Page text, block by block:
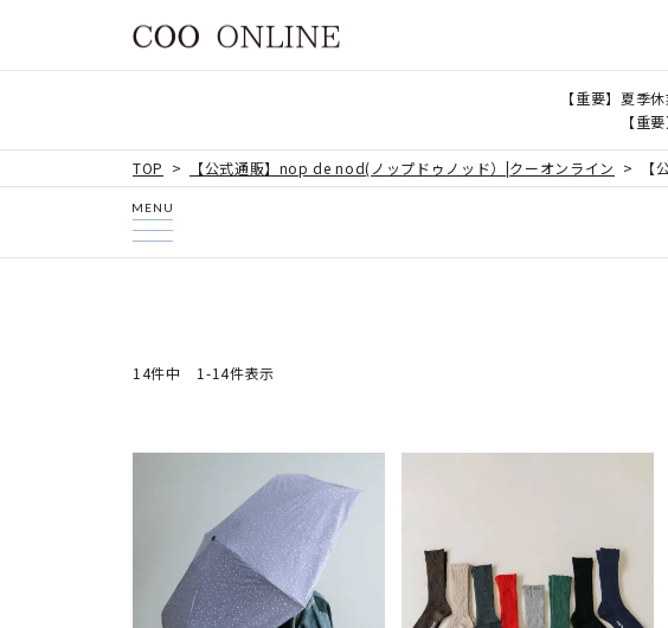
【重要】夏季
【重
TOP 【公式通販】nop de nod(ノップドゥノッド）|クーオンライン
MENU
14件中 1 -14件表示